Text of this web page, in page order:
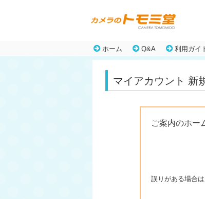
ホーム Q&A 利用ガイ
マイアカウント 新
ご案内のホー
誤りがある場合